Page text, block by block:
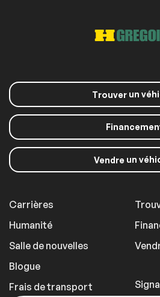
Trouverun
Vendre un
Carrières
Humanité
Salle de nouvelles
Blogue
Frais de transport